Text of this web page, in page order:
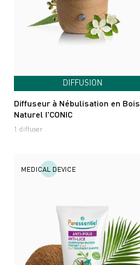
DIFFUSION
Diffuseur à Nébulisation en Bois
Naturel I'CONIC
1 diffuser
MEDICAL DEVICE